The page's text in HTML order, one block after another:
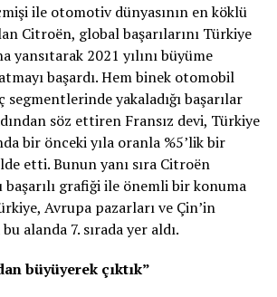
ile otomotiv dünyasının en köklü
Citroën, global başarılarını Türkiye
yansıtarak 2021 yılını büyüme
başardı. Hem binek otomobil
yakaladığı başarılar
söz ettiren Fransız devi, Türkiye
bir önceki yıla oranla %5’lik bir
etti. Bunun yanı sıra Citroën
başarılı grafiği ile önemli bir konuma
Avrupa pazarları ve Çin’in
alanda 7. sırada yer aldı.
büyüyerek çıktık”